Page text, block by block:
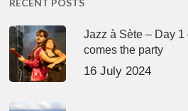
RECENT POSTS
Jazz à Sète – Day
comes the party
16 July 2024